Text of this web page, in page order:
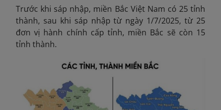
Trước khi sáp nhập, miền Bắc Việt Nam có 25 tỉnh
thành, sau khi sáp nhập từ ngày 1/7/2025, từ 25
đơn vị hành chính cấp tỉnh, miền Bắc sẽ còn 15
tỉnh thành.